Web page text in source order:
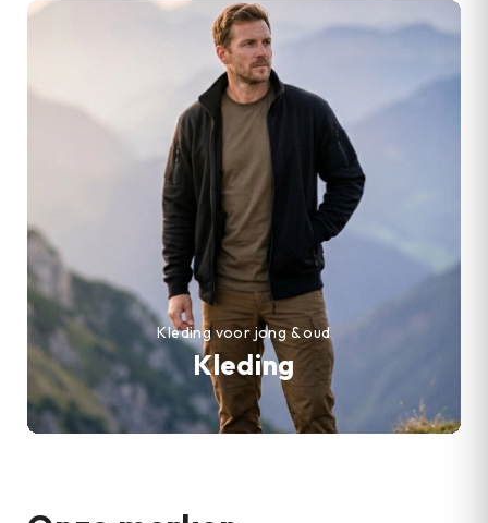
Kleding
Kleding voor jong & oud